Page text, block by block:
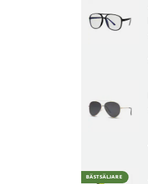
BÄSTSÄLJARE